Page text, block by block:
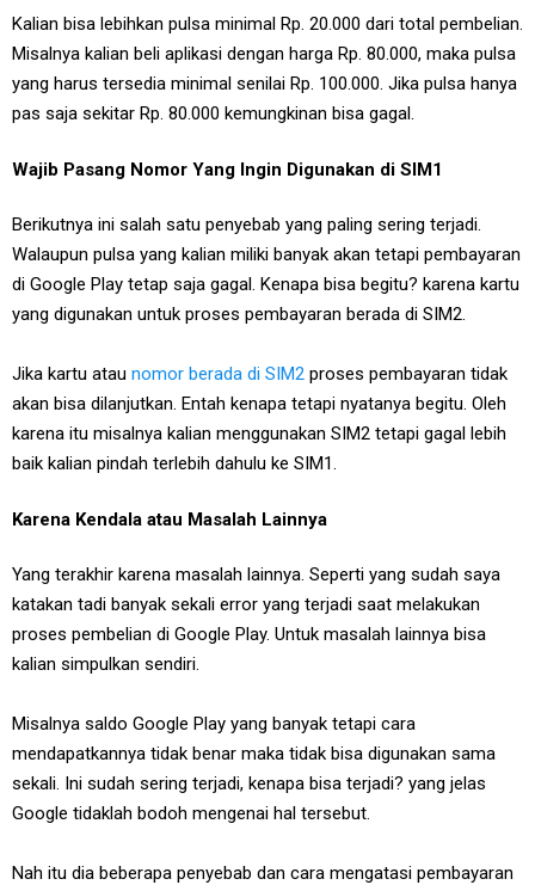
Kalian bisa lebihkan pulsa minimal Rp. 20.000 dari total pembelian.
Misalnya kalian beli aplikasi dengan harga Rp. 80.000, maka pulsa
yang harus tersedia minimal senilai Rp. 100.000. Jika pulsa hanya
pas saja sekitar Rp. 80.000 kemungkinan bisa gagal.
Wajib Pasang Nomor Yang Ingin Digunakan di SIM1
Berikutnya ini salah satu penyebab yang paling sering terjadi.
Walaupun pulsa yang kalian miliki banyak akan tetapi pembayaran
di Google Play tetap saja gagal. Kenapa bisa begitu? karena kartu
yang digunakan untuk proses pembayaran berada di SIM2.
Jika kartu atau nomor berada di SIM2 proses pembayaran tidak
akan bisa dilanjutkan. Entah kenapa tetapi nyatanya begitu. Oleh
karena itu misalnya kalian menggunakan SIM2 tetapi gagal lebih
baik kalian pindah terlebih dahulu ke SIM1.
Karena Kendala atau Masalah Lainnya
Yang terakhir karena masalah lainnya. Seperti yang sudah saya
katakan tadi banyak sekali error yang terjadi saat melakukan
proses pembelian di Google Play. Untuk masalah lainnya bisa
kalian simpulkan sendiri.
Misalnya saldo Google Play yang banyak tetapi cara
mendapatkannya tidak benar maka tidak bisa digunakan sama
sekali. Ini sudah sering terjadi, kenapa bisa terjadi? yang jelas
Google tidaklah bodoh mengenai hal tersebut.
Nah itu dia beberapa penyebab dan cara mengatasi pembayaran